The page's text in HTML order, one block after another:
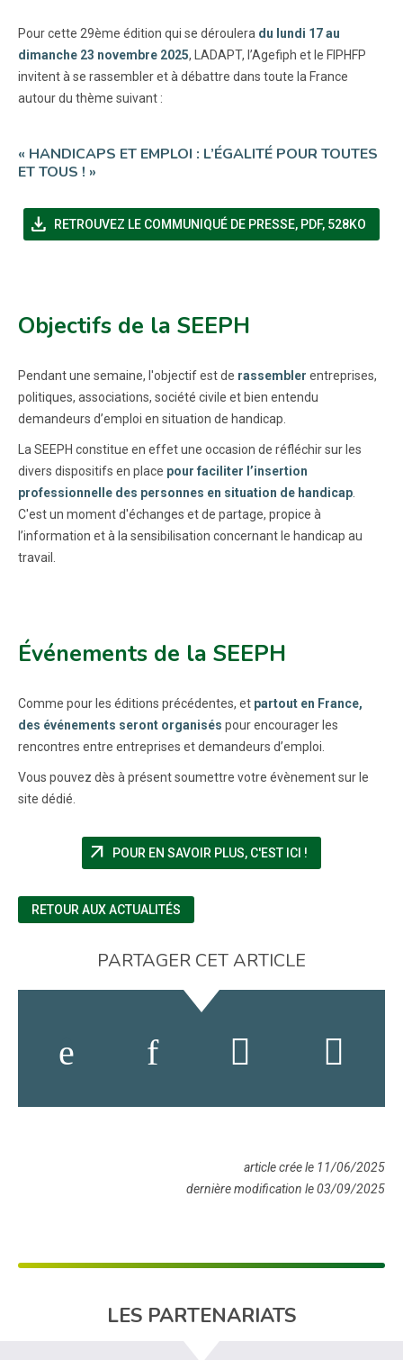
Pour cette 29ème édition qui se déroulera du lundi 17 au
dimanche 23 novembre 2025, LADAPT, l’Agefiph et le FIPHFP
invitent à se rassembler et à débattre dans toute la France
autour du thème suivant :
« HANDICAPS ET EMPLOI : L’ÉGALITÉ POUR TOUTES
ET TOUS ! »
file_download RETROUVEZ LE COMMUNIQUÉ DE PRESSE(NOUVELLE
, PDF, 528KO
Objectifs de la SEEPH
Pendant une semaine, l'objectif est de rassembler entreprises,
politiques, associations, société civile et bien entendu
demandeurs d’emploi en situation de handicap.
La SEEPH constitue en effet une occasion de réfléchir sur les
divers dispositifs en place pour faciliter l’insertion
professionnelle des personnes en situation de handicap
C'est un moment d'échanges et de partage, propice à
l’information et à la sensibilisation concernant le handicap au
travail.
Événements de la SEEPH
Comme pour les éditions précédentes, et partout en France,
des événements seront organisés pour encourager les
rencontres entre entreprises et demandeurs d’emploi.
Vous pouvez dès à présent soumettre votre évènement sur le
site dédié.
arrow_outward POUR EN SAVOIR PLUS, C'EST ICI !
RETOUR AUX ACTUALITÉS
PARTAGER CET ARTICLE
article crée le 11/06/2025
dernière modification le 03/09/2025
LES PARTENARIATS